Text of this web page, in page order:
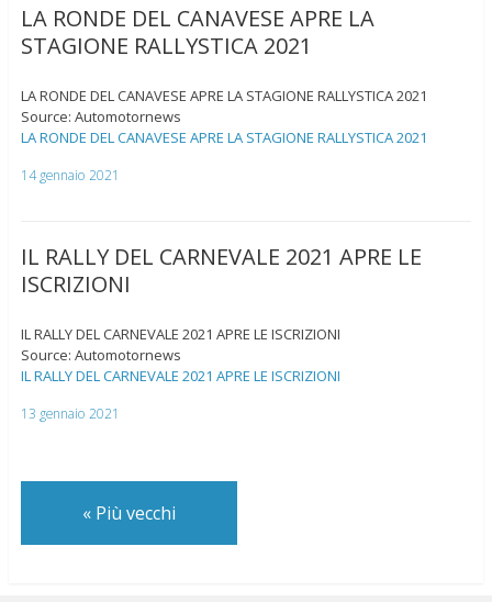
LA RONDE DEL CANAVESE APRE LA
STAGIONE RALLYSTICA 2021
LA RONDE DEL CANAVESE APRE LA STAGIONE RALLYSTICA 2021
Source: Automotornews
LA RONDE DEL CANAVESE APRE LA STAGIONE RALLYSTICA 2021
14 gennaio 2021
IL RALLY DEL CARNEVALE 2021 APRE LE
ISCRIZIONI
IL RALLY DEL CARNEVALE 2021 APRE LE ISCRIZIONI
Source: Automotornews
IL RALLY DEL CARNEVALE 2021 APRE LE ISCRIZIONI
13 gennaio 2021
«Più vecchi